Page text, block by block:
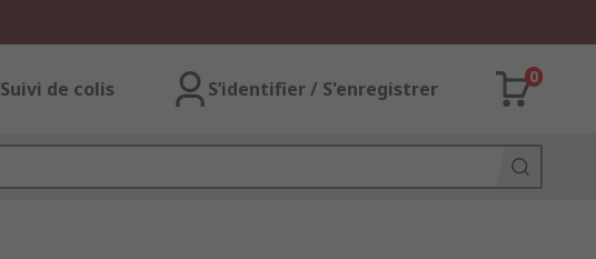
Suivi de colis S’identifier / S'enregistrer
0